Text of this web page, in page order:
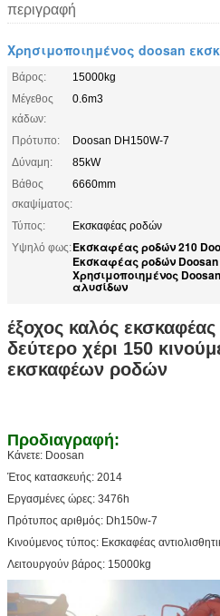
περιγραφή
Χρησιμοποιημένος doosan
Βάρος:
15000kg
Μέγεθος
κάδων:
0.6m3
Πρότυπο:
Doosan DH150W-7
Δύναμη:
85kW
Βάθος
σκαψίματος:
6660mm
Τύπος:
Εκσκαφέας ροδών
Υψηλό φως:Εκσκαφέας ροδών 210
Εκσκαφέας ροδών Doosan
Χρησιμοποιημένος
αλυσίδων
έξοχος καλός
δεύτερο χέρι 150
εκσκαφέων ροδών
Προδιαγραφή:
Κάνετε: Doosan
Έτος κατασκευής: 2014
Εργασμένες ώρες: 3476h
Πρότυπος αριθμός: Dh150w-7
Κινούμενος τύπος: Εκσκαφέας
Λειτουργούν βάρος: 15000kg